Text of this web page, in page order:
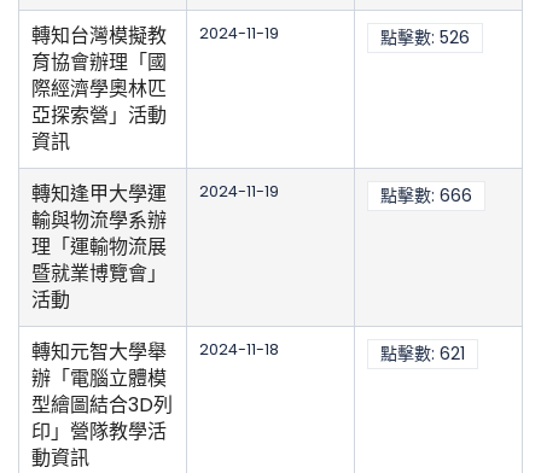
轉知台灣模擬教
育協會辦理「國
際經濟學奧林匹
亞探索營」活動
資訊
2024-11-19 點擊數: 526
轉知逢甲大學運
輸與物流學系辦
理「運輸物流展
暨就業博覽會」
活動
2024-11-19 點擊數: 666
轉知元智大學舉
辦「電腦立體模
型繪圖結合3D列
印」營隊教學活
動資訊
2024-11-18 點擊數: 621